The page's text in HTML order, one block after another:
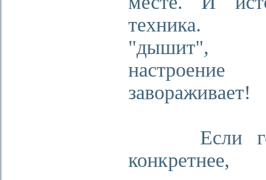
техника.
"дышит",
завораживает!
Если
конкретнее,